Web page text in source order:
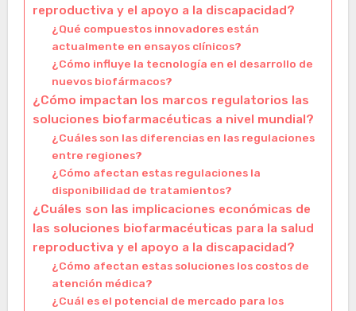
reproductiva y el apoyo a la discapacidad?
¿Qué compuestos innovadores están
actualmente en ensayos clínicos?
¿Cómo influye la tecnología en el desarrollo de
nuevos biofármacos?
¿Cómo impactan los marcos regulatorios las
soluciones biofarmacéuticas a nivel mundial?
¿Cuáles son las diferencias en las regulaciones
entre regiones?
¿Cómo afectan estas regulaciones la
disponibilidad de tratamientos?
¿Cuáles son las implicaciones económicas de
las soluciones biofarmacéuticas para la salud
reproductiva y el apoyo a la discapacidad?
¿Cómo afectan estas soluciones los costos de
atención médica?
¿Cuál es el potencial de mercado para los